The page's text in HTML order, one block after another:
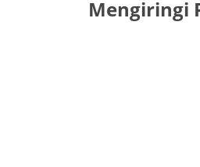
Mengiringi